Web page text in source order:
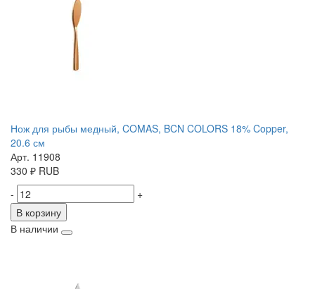
Нож для рыбы медный, COMAS, BCN COLORS 18% Copper,
20.6 см
Арт. 11908
330 ₽ RUB
-
+
В корзину
В наличии